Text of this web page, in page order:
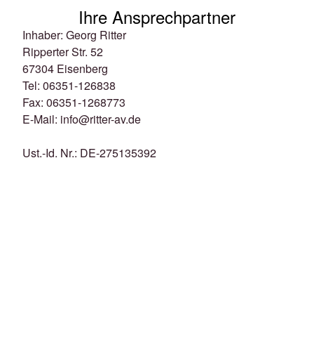
Ihre Ansprechpartner
Inhaber: Georg Ritter
Ripperter Str. 52
67304 Eisenberg
Tel: 06351-126838
Fax: 06351-1268773
E-Mail: info@ritter-av.de
Ust.-Id. Nr.: DE-275135392